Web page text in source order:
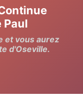
Paul
et vous aurez
d'Oseville.